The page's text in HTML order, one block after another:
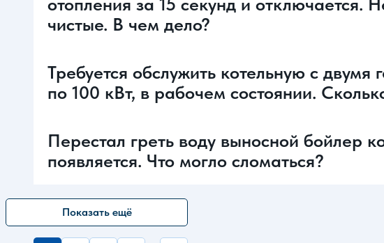
чистые. В чем дело?
Требуется обслужить котельную с
по 100 кВт, в рабочем состоянии.
Перестал греть воду выносной бойлер
появляется. Что могло сломаться?
Показать ещё